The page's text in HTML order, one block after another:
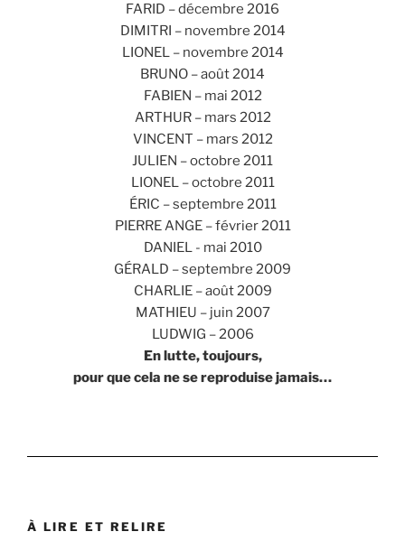
FARID – décembre 2016
DIMITRI – novembre 2014
LIONEL – novembre 2014
BRUNO – août 2014
FABIEN – mai 2012
ARTHUR – mars 2012
VINCENT – mars 2012
JULIEN – octobre 2011
LIONEL – octobre 2011
ÉRIC – septembre 2011
PIERRE ANGE – février 2011
DANIEL - mai 2010
GÉRALD – septembre 2009
CHARLIE – août 2009
MATHIEU – juin 2007
LUDWIG – 2006
En lutte, toujours,
pour que cela ne se reproduise jamais…
À LIRE ET RELIRE